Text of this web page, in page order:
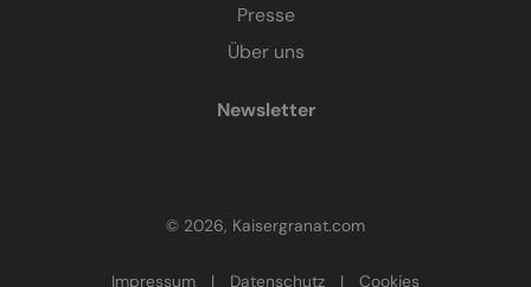
Presse
Über uns
Newsletter
© 2026, Kaisergranat.com
Impressum | Datenschutz | Cookies